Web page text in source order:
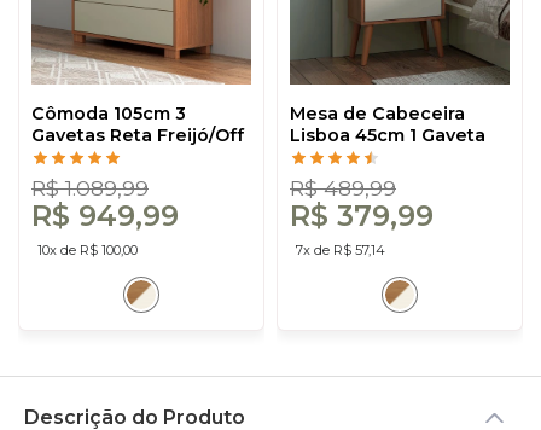
Cômoda 105cm 3
Gavetas Reta Freijó/Off
White - Dalla Costa
R$ 1.089,99
R$ 949,99
10x de R$ 100,00
Mesa de Cabeceira
Lisboa 45cm 1 Gaveta
Freijó/Off White - Dalla
Costa
R$ 489,99
R$ 379,99
7x de R$ 57,14
Descrição do Produto